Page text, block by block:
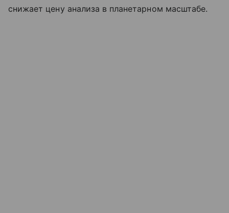
снижает цену анализа в планетарном масштабе.